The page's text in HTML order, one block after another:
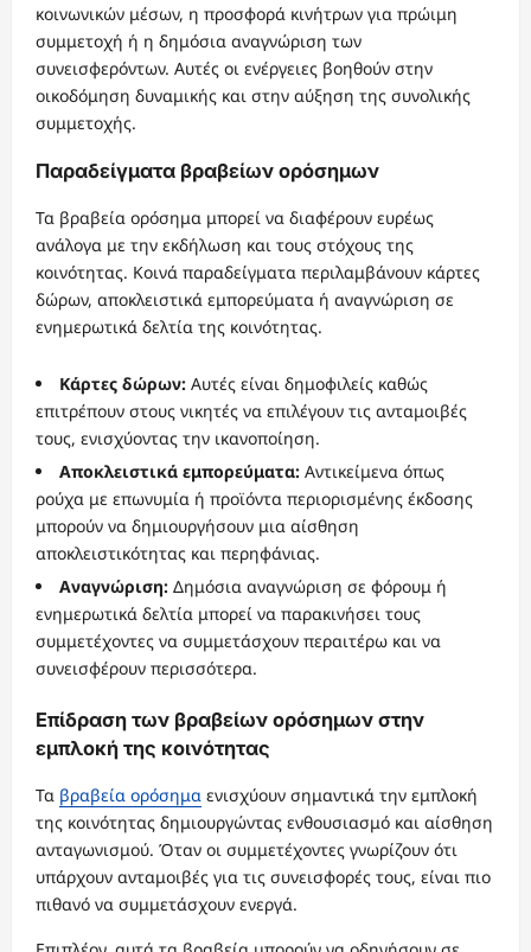
κοινωνικών μέσων, η προσφορά κινήτρων για πρώιμη
συμμετοχή ή η δημόσια αναγνώριση των
συνεισφερόντων. Αυτές οι ενέργειες βοηθούν στην
οικοδόμηση δυναμικής και στην αύξηση της συνολικής
συμμετοχής.
Παραδείγματα βραβείων ορόσημων
Τα βραβεία ορόσημα μπορεί να διαφέρουν ευρέως
ανάλογα με την εκδήλωση και τους στόχους της
κοινότητας. Κοινά παραδείγματα περιλαμβάνουν κάρτες
δώρων, αποκλειστικά εμπορεύματα ή αναγνώριση σε
ενημερωτικά δελτία της κοινότητας.
Κάρτες δώρων: Αυτές είναι δημοφιλείς καθώς
επιτρέπουν στους νικητές να επιλέγουν τις ανταμοιβές
τους, ενισχύοντας την ικανοποίηση.
Αποκλειστικά εμπορεύματα: Αντικείμενα όπως
ρούχα με επωνυμία ή προϊόντα περιορισμένης έκδοσης
μπορούν να δημιουργήσουν μια αίσθηση
αποκλειστικότητας και περηφάνιας.
Αναγνώριση: Δημόσια αναγνώριση σε φόρουμ ή
ενημερωτικά δελτία μπορεί να παρακινήσει τους
συμμετέχοντες να συμμετάσχουν περαιτέρω και να
συνεισφέρουν περισσότερα.
Επίδραση των βραβείων ορόσημων στην
εμπλοκή της κοινότητας
Τα βραβεία ορόσημα ενισχύουν σημαντικά την εμπλοκή
της κοινότητας δημιουργώντας ενθουσιασμό και αίσθηση
ανταγωνισμού. Όταν οι συμμετέχοντες γνωρίζουν ότι
υπάρχουν ανταμοιβές για τις συνεισφορές τους, είναι πιο
πιθανό να συμμετάσχουν ενεργά.